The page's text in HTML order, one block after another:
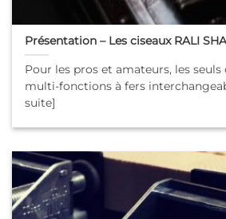
Présentation – Les ciseaux RALI
Pour les pros et amateurs, les seuls
multi-fonctions à fers
suite]